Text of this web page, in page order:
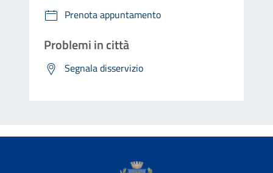
Prenota appuntamento
Problemi in città
Segnala disservizio